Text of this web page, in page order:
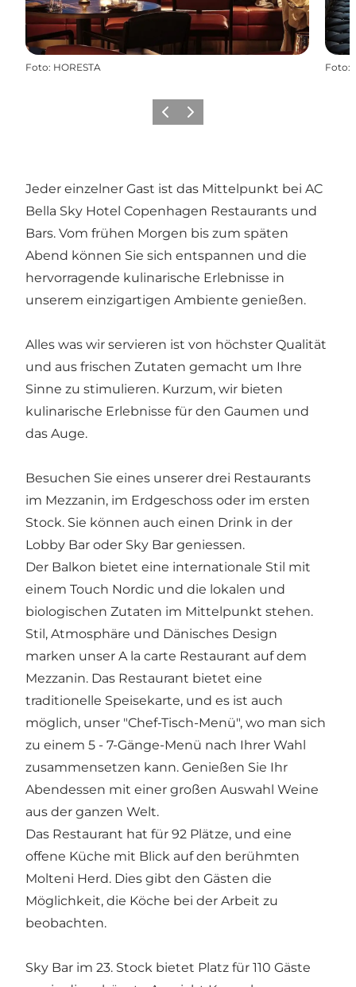
Foto: HORESTA Foto:
ZurückWeiter
Jeder einzelner Gast ist das Mittelpunkt bei AC
Bella Sky Hotel Copenhagen Restaurants und
Bars. Vom frühen Morgen bis zum späten
Abend können Sie sich entspannen und die
hervorragende kulinarische Erlebnisse in
unserem einzigartigen Ambiente genießen.
Alles was wir servieren ist von höchster Qualität
und aus frischen Zutaten gemacht um Ihre
Sinne zu stimulieren. Kurzum, wir bieten
kulinarische Erlebnisse für den Gaumen und
das Auge.
Besuchen Sie eines unserer drei Restaurants
im Mezzanin, im Erdgeschoss oder im ersten
Stock. Sie können auch einen Drink in der
Lobby Bar oder Sky Bar geniessen.
Der Balkon bietet eine internationale Stil mit
einem Touch Nordic und die lokalen und
biologischen Zutaten im Mittelpunkt stehen.
Stil, Atmosphäre und Dänisches Design
marken unser A la carte Restaurant auf dem
Mezzanin. Das Restaurant bietet eine
traditionelle Speisekarte, und es ist auch
möglich, unser "Chef-Tisch-Menü", wo man sich
zu einem 5 - 7-Gänge-Menü nach Ihrer Wahl
zusammensetzen kann. Genießen Sie Ihr
Abendessen mit einer großen Auswahl Weine
aus der ganzen Welt.
Das Restaurant hat für 92 Plätze, und eine
offene Küche mit Blick auf den berühmten
Molteni Herd. Dies gibt den Gästen die
Möglichkeit, die Köche bei der Arbeit zu
beobachten.
Sky Bar im 23. Stock bietet Platz für 110 Gäste